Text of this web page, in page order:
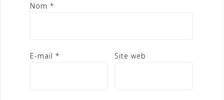
Nom *
E-mail * Site web